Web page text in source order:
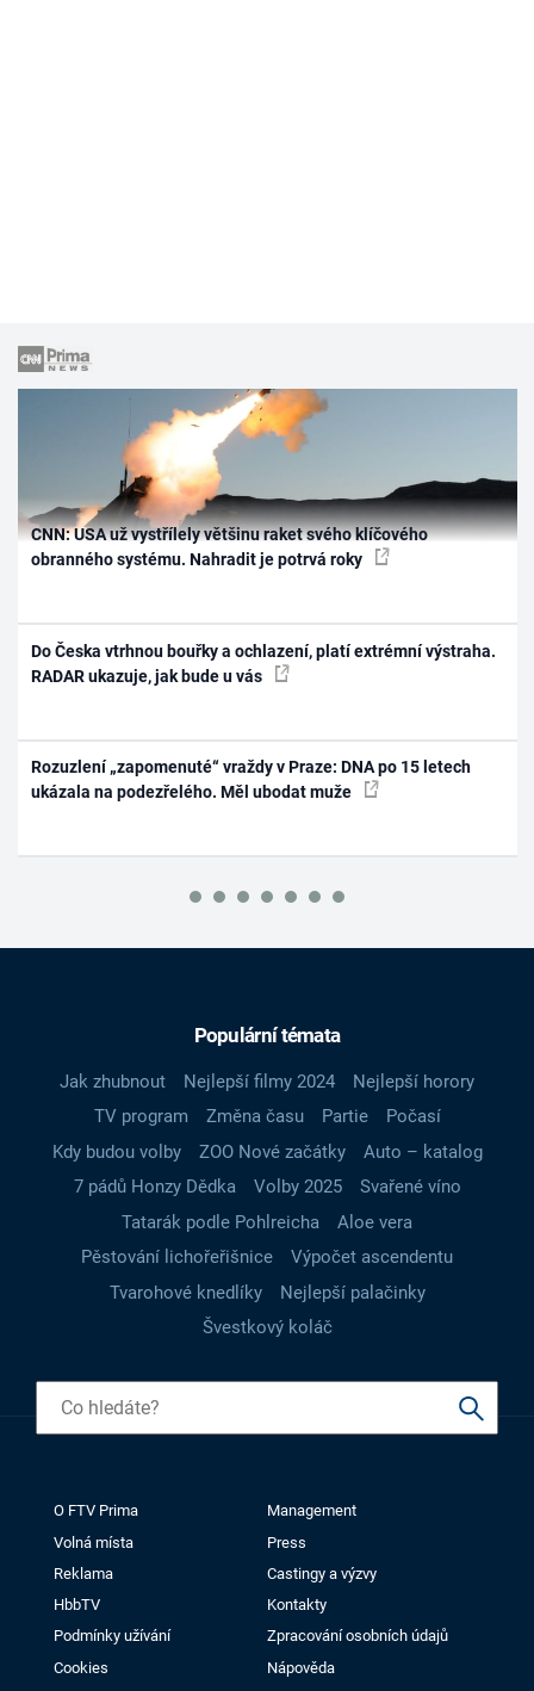
CNN: USA už vystřílely většinu raket svého klíčového
obranného systému. Nahradit je potrvá roky
Do Česka vtrhnou bouřky a ochlazení, platí extrémní výstraha.
RADAR ukazuje, jak bude u vás
Rozuzlení „zapomenuté“ vraždy v Praze: DNA po 15 letech
ukázala na podezřelého. Měl ubodat muže
Populární témata
Jak zhubnout Nejlepší filmy 2024
Nejlepší horory
TV program
Změna času Partie
Počasí
Kdy budou volby
ZOO Nové začátky
Auto – katalog
7 pádů Honzy Dědka
Volby 2025
Svařené víno
Tatarák podle Pohlreicha
Aloe vera
Pěstování lichořeřišnice
Výpočet ascendentu
Tvarohové knedlíky
Nejlepší palačinky
Švestkový koláč
O FTV Prima
Management
Volná místa
Press
Reklama
Castingy a výzvy
HbbTV
Kontakty
Podmínky užívání
Zpracování osobních údajů
Cookies
Nápověda